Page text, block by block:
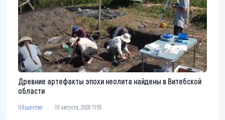
Древние артефакты эпохи неолита найдены в Витебской
области
Общество 10 августа, 2026 11:55